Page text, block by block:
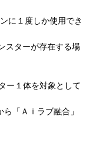
に１度しか使用でき
スターが存在する場
ー１体を対象として
「Ａｉラブ融合」